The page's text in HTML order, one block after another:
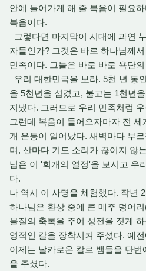
안에 들어가게 해 줄 복음이 필요
복음이다.
그렇다면 마지막이 시대에 과연
자들인가? 그것은 바로 하나님께
민족이다. 그들은 바로 바로 욕단의
우리 대한민국을 보라. 5천 년 동
을 5천년을 섬겼고, 불교는 1천년
지냈다. 그러므로 우리 민족처럼
그런데 복음이 들어오자마자 전 세
개 운동이 일어났다. 새벽마다 부
며, 산마다 기도 소리가 끊이지 않
님은 이 '회개의 열정'을 보시고 우
다.
나 역시 이 사명을 체험했다. 작년
하나님은 환상 중에 큰 메주 덩어
물질의 축복을 주어 성전을 짓게
영적인 칼을 장착시켜 주셨다. 예
이제는 날카로운 칼로 뱀들을 단
을 주셨다.